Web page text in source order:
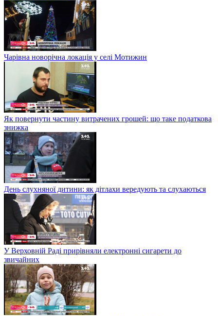
Чарівна новорічна локація у селі Мотижин
Як повернути частину витрачених грошей: що таке податкова
знижка
День слухняної дитини: як дітлахи вередують та слухаються
У Верховній Раді прирівняли електронні сигарети до
звичайних